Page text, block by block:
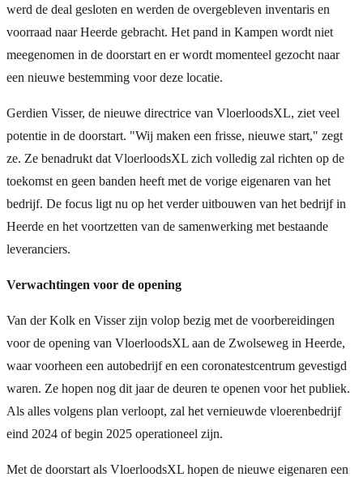
werd de deal gesloten en werden de overgebleven inventaris en
voorraad naar Heerde gebracht. Het pand in Kampen wordt niet
meegenomen in de doorstart en er wordt momenteel gezocht naar
een nieuwe bestemming voor deze locatie.
Gerdien Visser, de nieuwe directrice van VloerloodsXL, ziet veel
potentie in de doorstart. "Wij maken een frisse, nieuwe start," zegt
ze. Ze benadrukt dat VloerloodsXL zich volledig zal richten op de
toekomst en geen banden heeft met de vorige eigenaren van het
bedrijf. De focus ligt nu op het verder uitbouwen van het bedrijf in
Heerde en het voortzetten van de samenwerking met bestaande
leveranciers.
Verwachtingen voor de opening
Van der Kolk en Visser zijn volop bezig met de voorbereidingen
voor de opening van VloerloodsXL aan de Zwolseweg in Heerde,
waar voorheen een autobedrijf en een coronatestcentrum gevestigd
waren. Ze hopen nog dit jaar de deuren te openen voor het publiek.
Als alles volgens plan verloopt, zal het vernieuwde vloerenbedrijf
eind 2024 of begin 2025 operationeel zijn.
Met de doorstart als VloerloodsXL hopen de nieuwe eigenaren een